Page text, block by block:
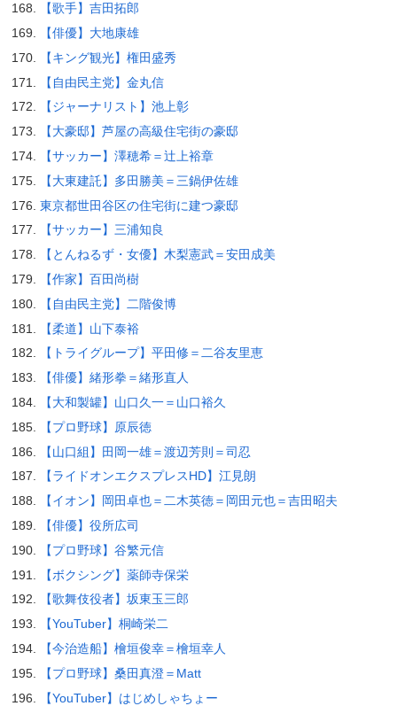
【歌手】吉田拓郎
【俳優】大地康雄
【キング観光】権田盛秀
【自由民主党】金丸信
【ジャーナリスト】池上彰
【大豪邸】芦屋の高級住宅街の豪邸
【サッカー】澤穂希＝辻上裕章
【大東建託】多田勝美＝三鍋伊佐雄
東京都世田谷区の住宅街に建つ豪邸
【サッカー】三浦知良
【とんねるず・女優】木梨憲武＝安田成美
【作家】百田尚樹
【自由民主党】二階俊博
【柔道】山下泰裕
【トライグループ】平田修＝二谷友里恵
【俳優】緒形拳＝緒形直人
【大和製罐】山口久一＝山口裕久
【プロ野球】原辰徳
【山口組】田岡一雄＝渡辺芳則＝司忍
【ライドオンエクスプレスHD】江見朗
【イオン】岡田卓也＝二木英徳＝岡田元也＝吉田昭夫
【俳優】役所広司
【プロ野球】谷繁元信
【ボクシング】薬師寺保栄
【歌舞伎役者】坂東玉三郎
【YouTuber】桐崎栄二
【今治造船】檜垣俊幸＝檜垣幸人
【プロ野球】桑田真澄＝Matt
【YouTuber】はじめしゃちょー